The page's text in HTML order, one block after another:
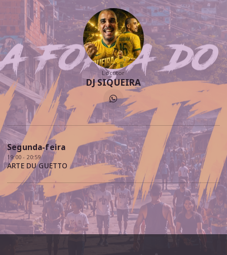
Locutor
DJ SIQUEIRA
Segunda-feira
19:00 - 20:59
ARTE DU GUETTO